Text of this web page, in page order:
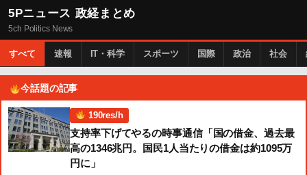
5Pニュース 政経まとめ
5ch Politics News
すべて 速報 IT・科学 スポーツ 国際 政治 社会
今話題の記事
190res/h
支持率下げてやるの時事通信「国の借金、過去最
高の1346兆円。国民1人当たりの借金は約1095万
円に」